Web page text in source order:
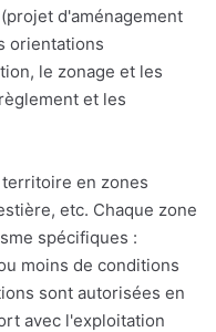
d'aménagement
orientations
le zonage et les
et les
en zones
etc. Chaque zone
spécifiques :
moins de conditions
sont autorisées en
avec l'exploitation